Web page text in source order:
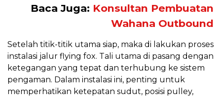
Baca Juga: Konsultan Pembuatan
Wahana Outbound
Setelah titik-titik utama siap, maka di lakukan proses
instalasi jalur flying fox. Tali utama di pasang dengan
ketegangan yang tepat dan terhubung ke sistem
pengaman. Dalam instalasi ini, penting untuk
memperhatikan ketepatan sudut, posisi pulley,